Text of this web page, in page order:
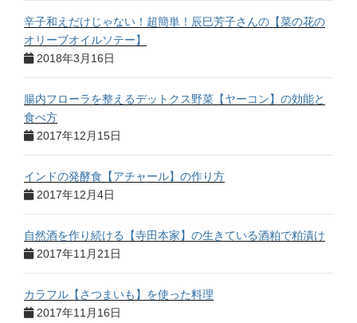
辛子和えだけじゃない！超簡単！辰巳芳子さんの【菜の花の
オリーブオイルソテー】
2018年3月16日
腸内フローラを整えるデットクス野菜【ヤーコン】の効能と
食べ方
2017年12月15日
インドの発酵食【アチャール】の作り方
2017年12月4日
自然酒を作り続ける【寺田本家】の生きている酒粕で粕漬け
2017年11月21日
カラフル【さつまいも】を使った料理
2017年11月16日